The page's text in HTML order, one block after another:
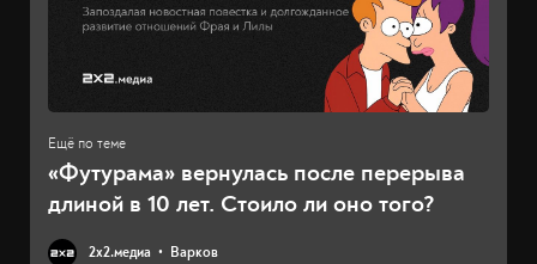
«Футурама» вернулась после перерыва
длиной в 10 лет. Стоило ли оно того?
2х2.медиа Варков